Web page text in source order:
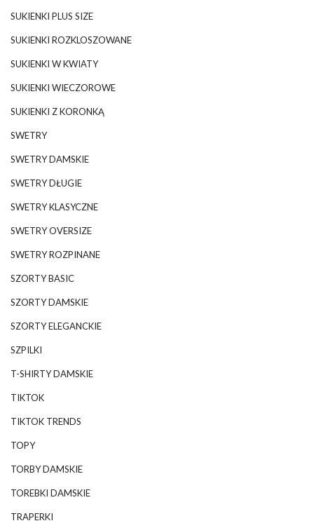
SUKIENKI PLUS SIZE
SUKIENKI ROZKLOSZOWANE
SUKIENKI W KWIATY
SUKIENKI WIECZOROWE
SUKIENKI Z KORONKĄ
SWETRY
SWETRY DAMSKIE
SWETRY DŁUGIE
SWETRY KLASYCZNE
SWETRY OVERSIZE
SWETRY ROZPINANE
SZORTY BASIC
SZORTY DAMSKIE
SZORTY ELEGANCKIE
SZPILKI
T-SHIRTY DAMSKIE
TIKTOK
TIKTOK TRENDS
TOPY
TORBY DAMSKIE
TOREBKI DAMSKIE
TRAPERKI